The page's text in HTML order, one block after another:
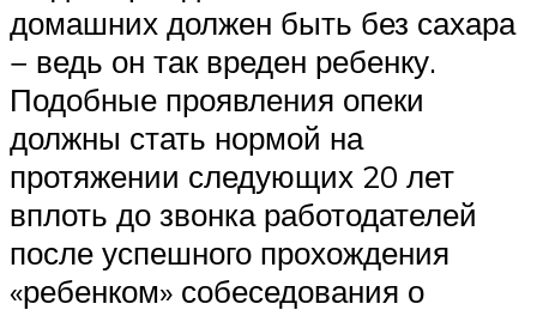
домашних должен быть без сахара
− ведь он так вреден ребенку.
Подобные проявления опеки
должны стать нормой на
протяжении следующих 20 лет
вплоть до звонка работодателей
после успешного прохождения
«ребенком» собеседования о